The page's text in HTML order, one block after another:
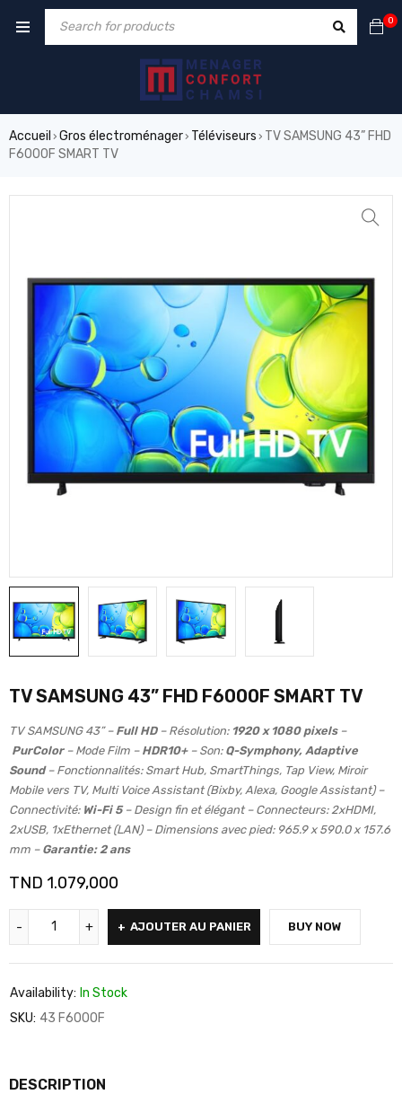
0
Accueil › Gros électroménager› Téléviseurs › TV SAMSUNG 43” FHD
F6000F SMART TV
TV SAMSUNG 43” FHD F6000F SMART TV
TV SAMSUNG 43” – Full HD – Résolution: 1920 x 1080 pixels–
PurColor– Mode Film – HDR10+– Son: Q-Symphony, Adaptive
Sound– Fonctionnalités: Smart Hub, SmartThings, Tap View, Miroir
Mobile vers TV, Multi Voice Assistant (Bixby, Alexa, Google Assistant) –
Connectivité: Wi-Fi 5– Design fin et élégant – Connecteurs: 2xHDMI,
2xUSB, 1xEthernet (LAN) – Dimensions avec pied: 965.9 x 590.0 x 157.6
mm – Garantie: 2 ans
TND 1.079,000
AJOUTER AU PANIER BUY NOW
Availability: In Stock
SKU: 43 F6000F
DESCRIPTION